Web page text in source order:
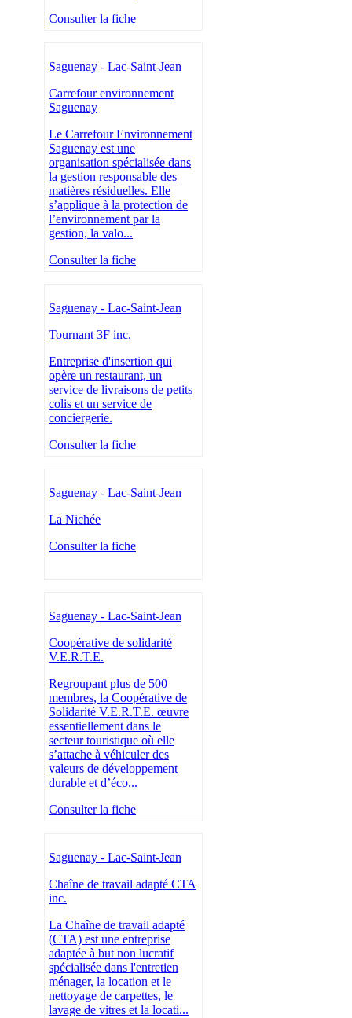
Consulter la fiche
Saguenay - Lac-Saint-Jean
Carrefour environnement
Saguenay
Le Carrefour Environnement
Saguenay est une
organisation spécialisée dans
la gestion responsable des
matières résiduelles. Elle
s’applique à la protection de
l’environnement par la
gestion, la valo...
Consulter la fiche
Saguenay - Lac-Saint-Jean
Tournant 3F inc.
Entreprise d'insertion qui
opère un restaurant, un
service de livraisons de petits
colis et un service de
conciergerie.
Consulter la fiche
Saguenay - Lac-Saint-Jean
La Nichée
Consulter la fiche
Saguenay - Lac-Saint-Jean
Coopérative de solidarité
V.E.R.T.E.
Regroupant plus de 500
membres, la Coopérative de
Solidarité V.E.R.T.E. œuvre
essentiellement dans le
secteur touristique où elle
s’attache à véhiculer des
valeurs de développement
durable et d’éco...
Consulter la fiche
Saguenay - Lac-Saint-Jean
Chaîne de travail adapté CTA
inc.
La Chaîne de travail adapté
(CTA) est une entreprise
adaptée à but non lucratif
spécialisée dans l'entretien
ménager, la location et le
nettoyage de carpettes, le
lavage de vitres et la locati...